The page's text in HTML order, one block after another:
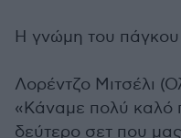
Η γνώμη του πάγκου
Λορέντζο Μιτσέλι
«Κάναμε πολύ καλό
δεύτερο σετ που